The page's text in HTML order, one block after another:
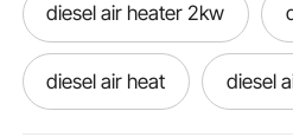
diesel air heater 2kw
diesel air heat diesel